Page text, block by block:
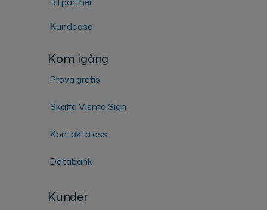
Kundcase
Kom igång
Prova gratis
Skaffa Visma Sign
Kontakta oss
Databank
Kunder